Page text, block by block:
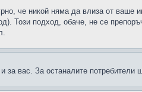
че никой няма да влиза от ваше
Този подход, обаче, не се
вас. За останалите потребители